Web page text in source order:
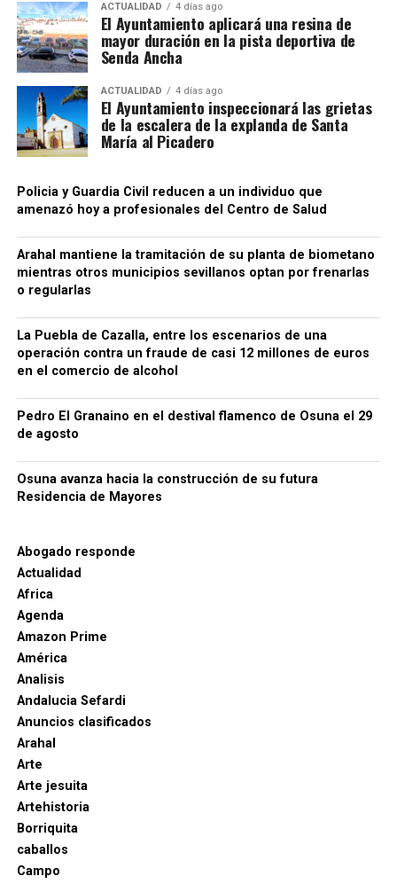
ACTUALIDAD 4 días ago
El Ayuntamiento aplicará una resina de
mayor duración en la pista deportiva de
Senda Ancha
ACTUALIDAD 4 días ago
El Ayuntamiento inspeccionará las grietas
de la escalera de la explanda de Santa
María al Picadero
Policia y Guardia Civil reducen a un individuo que
amenazó hoy a profesionales del Centro de Salud
Arahal mantiene la tramitación de su planta de biometano
mientras otros municipios sevillanos optan por frenarlas
o regularlas
La Puebla de Cazalla, entre los escenarios de una
operación contra un fraude de casi 12 millones de euros
en el comercio de alcohol
Pedro El Granaino en el destival flamenco de Osuna el 29
de agosto
Osuna avanza hacia la construcción de su futura
Residencia de Mayores
Abogado responde
Actualidad
Africa
Agenda
Amazon Prime
América
Analisis
Andalucia Sefardi
Anuncios clasificados
Arahal
Arte
Arte jesuita
Artehistoria
Borriquita
caballos
Campo